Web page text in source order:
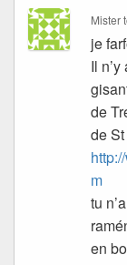
Mister
je
Il
de
de
m
tu
en